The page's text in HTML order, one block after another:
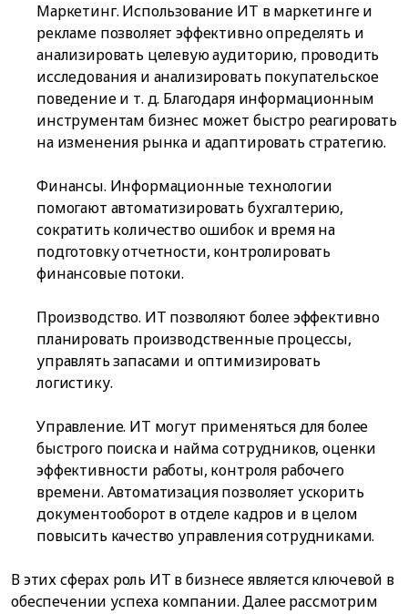
Маркетинг. Использование ИТ в маркетинге и
рекламе позволяет эффективно определять и
анализировать целевую аудиторию, проводить
исследования и анализировать покупательское
поведение и т. д. Благодаря информационным
инструментам бизнес может быстро реагировать
на изменения рынка и адаптировать стратегию.
Финансы. Информационные технологии
помогают автоматизировать бухгалтерию,
сократить количество ошибок и время на
подготовку отчетности, контролировать
финансовые потоки.
Производство. ИТ позволяют более эффективно
планировать производственные процессы,
управлять запасами и оптимизировать
логистику.
Управление. ИТ могут применяться для более
быстрого поиска и найма сотрудников, оценки
эффективности работы, контроля рабочего
времени. Автоматизация позволяет ускорить
документооборот в отделе кадров и в целом
повысить качество управления сотрудниками.
В этих сферах роль ИТ в бизнесе является ключевой в
обеспечении успеха компании. Далее рассмотрим